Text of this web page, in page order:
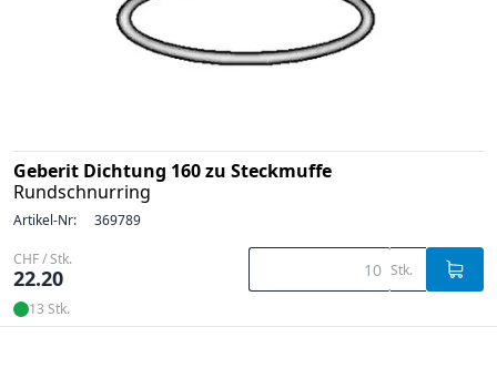
Geberit Dichtung 160 zu Steckmuffe
Rundschnurring
Artikel-Nr: 369789
CHF / Stk.
22.20 Stk.
13 Stk.